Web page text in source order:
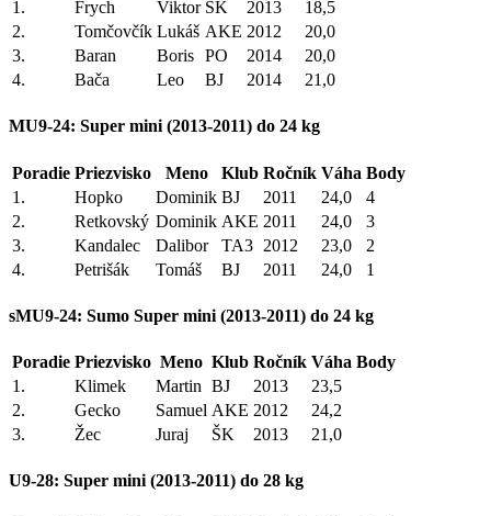
1.
Frych Viktor ŠK 2013
18,5
2.
Tomčovčík Lukáš AKE 2012
20,0
3.
Baran Boris PO 2014
20,0
4.
Bača Leo BJ 2014 21,0
MU9-24: Super mini (2013-2011) do 24 kg
Poradie Priezvisko Meno Klub Ročník Váha Body
1.
Hopko Dominik BJ 2011 24,0
4
2.
Retkovský Dominik AKE 2011 24,0
3
3.
Kandalec Dalibor TA3 2012 23,0
2
4.
Petrišák Tomáš BJ 2011 24,0 1
sMU9-24: Sumo Super mini (2013-2011) do 24 kg
Poradie Priezvisko Meno Klub Ročník Váha Body
1.
Klimek Martin BJ 2013
23,5
2.
Gecko Samuel AKE 2012
24,2
3.
Žec Juraj ŠK 2013 21,0
U9-28: Super mini (2013-2011) do 28 kg